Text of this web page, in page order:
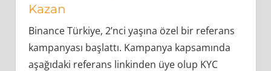
Kazan
Binance Türkiye, 2’nci yaşına özel bir referans
kampanyası başlattı. Kampanya kapsamında
aşağıdaki referans linkinden üye olup KYC